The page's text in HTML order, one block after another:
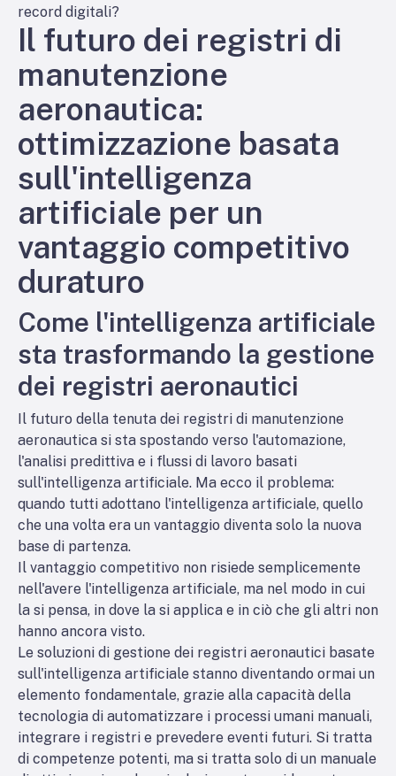
record digitali?
Il futuro dei registri di
manutenzione
aeronautica:
ottimizzazione basata
sull'intelligenza
artificiale per un
vantaggio competitivo
duraturo
Come l'intelligenza artificiale
sta trasformando la gestione
dei registri aeronautici
Il futuro della tenuta dei registri di manutenzione
aeronautica si sta spostando verso l'automazione,
l'analisi predittiva e i flussi di lavoro basati
sull'intelligenza artificiale. Ma ecco il problema:
quando tutti adottano l'intelligenza artificiale, quello
che una volta era un vantaggio diventa solo la nuova
base di partenza.
Il vantaggio competitivo non risiede semplicemente
nell'avere l'intelligenza artificiale, ma nel modo in cui
la si pensa, in dove la si applica e in ciò che gli altri non
hanno ancora visto.
Le soluzioni di gestione dei registri aeronautici basate
sull'intelligenza artificiale stanno diventando ormai un
elemento fondamentale, grazie alla capacità della
tecnologia di automatizzare i processi umani manuali,
integrare i registri e prevedere eventi futuri. Si tratta
di competenze potenti, ma si tratta solo di un manuale